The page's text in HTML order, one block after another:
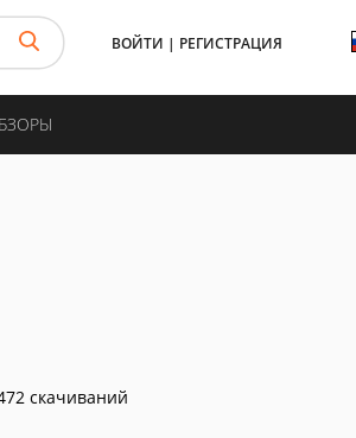
ВОЙТИ | РЕГИСТРАЦИЯ
скачиваний